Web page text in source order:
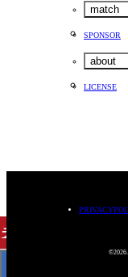
チケット
match
SPONSOR
about
LICENSE